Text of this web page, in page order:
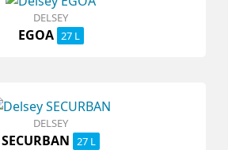
DELSEY
EGOA 27 L
DELSEY
SECURBAN 27 L